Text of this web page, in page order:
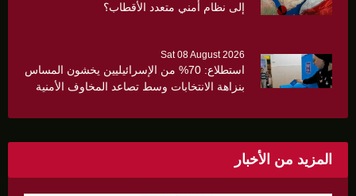
إلى نظام أمني متعدد الأقطاب؟
Sat 08 August 2026
استطلاع: 70% من الإسرائيليين يخشون المساس
بنزاهة الانتخابات وسط تصاعد المخاوف الأمنية
المزيد من الأخبار